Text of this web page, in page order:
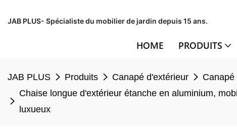
JAB PLUS- Spécialiste du mobilier de jardin depuis 15 ans.
HOME PRODUITS
JAB PLUS Produits Canapé d'extérieur
Chaise longue d'extérieur étanche en aluminium,
luxueux